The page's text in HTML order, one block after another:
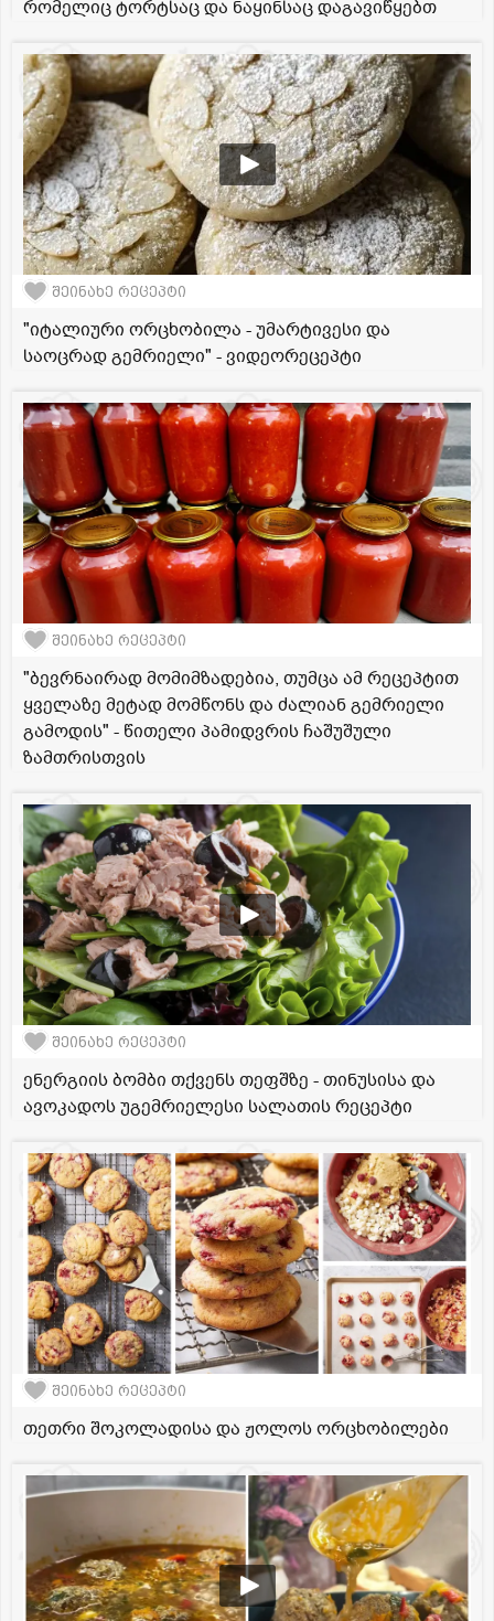
რომელიც ტორტსაც და ნაყინსაც დაგავიწყებთ
შეინახე რეცეპტი
"იტალიური ორცხობილა - უმარტივესი და
საოცრად გემრიელი" - ვიდეორეცეპტი
შეინახე რეცეპტი
"ბევრნაირად მომიმზადებია, თუმცა ამ რეცეპტით
ყველაზე მეტად მომწონს და ძალიან გემრიელი
გამოდის" - წითელი პამიდვრის ჩაშუშული
ზამთრისთვის
შეინახე რეცეპტი
ენერგიის ბომბი თქვენს თეფშზე - თინუსისა და
ავოკადოს უგემრიელესი სალათის რეცეპტი
შეინახე რეცეპტი
თეთრი შოკოლადისა და ჟოლოს ორცხობილები